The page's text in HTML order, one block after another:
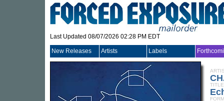
Last Updated 08/07/2026 02:28 PM EDT
New Releases Artists Labels
TITLE